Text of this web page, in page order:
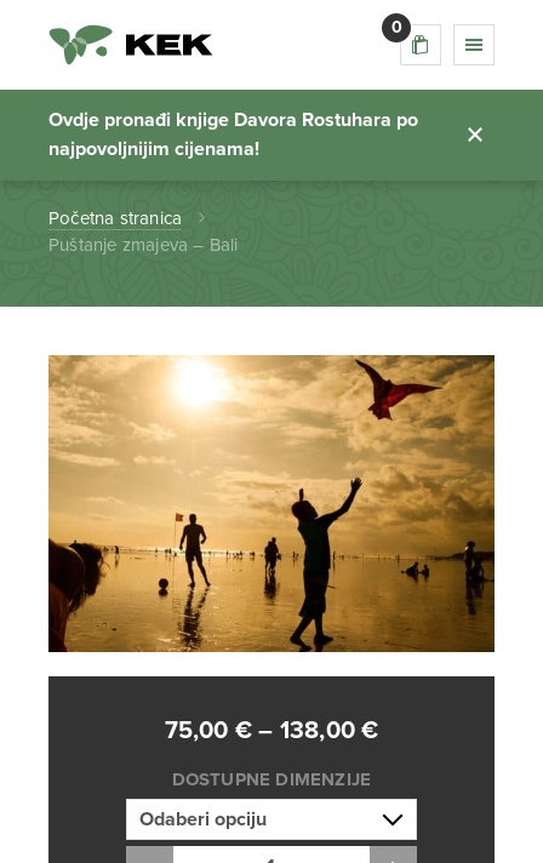
0
Ovdje pronađi knjige Davora Rostuhara po
najpovoljnijim cijenama!
Puštanje zmajeva –
Bali
Početna stranica
Puštanje zmajeva – Bali
75,00 € – 138,00€Raspon
od
75,00 €
DOSTUPNE DIMENZIJE